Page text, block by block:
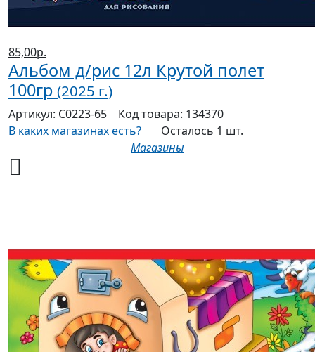
85,00р.
Альбом д/рис 12л Крутой полет
100гр (2025 г.)
Артикул: С0223-65 Код товара: 134370
В каких магазинах есть?
Осталось 1 шт.
Магазины